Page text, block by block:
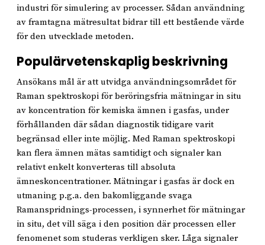
industri för simulering av processer. Sådan användning
av framtagna mätresultat bidrar till ett bestående värde
för den utvecklade metoden.
Populärvetenskaplig beskrivning
Ansökans mål är att utvidga användningsområdet för
Raman spektroskopi för beröringsfria mätningar in situ
av koncentration för kemiska ämnen i gasfas, under
förhållanden där sådan diagnostik tidigare varit
begränsad eller inte möjlig. Med Raman spektroskopi
kan flera ämnen mätas samtidigt och signaler kan
relativt enkelt konverteras till absoluta
ämneskoncentrationer. Mätningar i gasfas är dock en
utmaning p.g.a. den bakomliggande svaga
Ramanspridnings-processen, i synnerhet för mätningar
in situ, det vill säga i den position där processen eller
fenomenet som studeras verkligen sker. Låga signaler